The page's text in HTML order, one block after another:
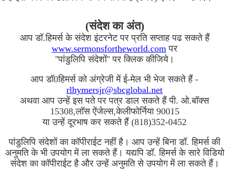
(संदेश का अंत)
आप डॉ.हिमर्स के संदेश इंटरनेट पर प्रति सप्ताह पढ सकते हैं
www.sermonsfortheworld.com पर
''पांडुलिपि संदेशों'' पर क्लिक कीजिये।
आप डॉ0हिमर्स को अंग्रेजी में ई-मेल भी भेज सकते हैं -
rlhymersjr@sbcglobal.net
अथवा आप उन्हें इस पते पर पत्र डाल सकते हैं पी. ओ.बॉक्स
15308,लॉस ऐंजेल्स,केलीफोर्निया 90015
या उन्हें दूरभाष कर सकते हैं (818)352-0452
पांडुलिपि संदेशों का कॉपीराईट नहीं है। आप उन्हें बिना डॉ. हिमर्स की
अनुमति के भी उपयोग में ला सकते हैं। यद्यपि डॉ. हिमर्स के सारे विडियो
संदेश का कॉपीराईट है और उन्हें अनुमति से उपयोग में ला सकते हैं।